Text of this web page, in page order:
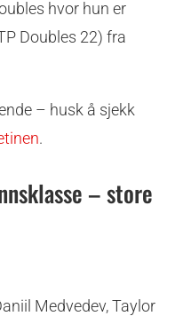
hvor hun er
Doubles 22) fra
– husk å sjekk
.
– store
Medvedev, Taylor